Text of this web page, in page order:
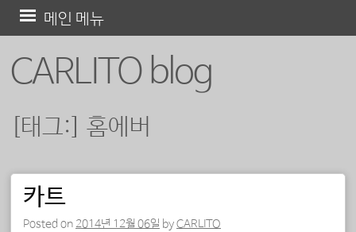
CARLITO blog
메인 메뉴
텐
[태그:] 홈에버
포스트 내비게이션
카트
Posted on 2014년 12월 06일 byCARLITO